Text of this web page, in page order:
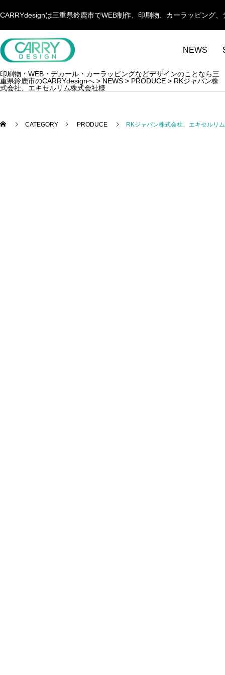
CARRYdesignは三重県鈴鹿市でWEB制作、印刷物、カーラッピング
NEWS
印刷物・WEB・デカール・カーラッピングなどデザインのことなら三
重県鈴鹿市のCARRYdesignへ > NEWS > PRODUCE > RKジャパン株
式会社、エキセルリム株式会社様
CATEGORY PRODUCE RKジャパン株式会社、エキセルリ